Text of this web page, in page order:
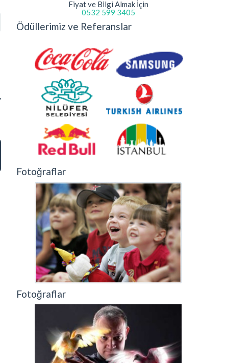
Fiyat ve Bilgi Almak İçin
0532 599 3405
Ödüllerimiz ve Referanslar
Fotoğraflar
Fotoğraflar